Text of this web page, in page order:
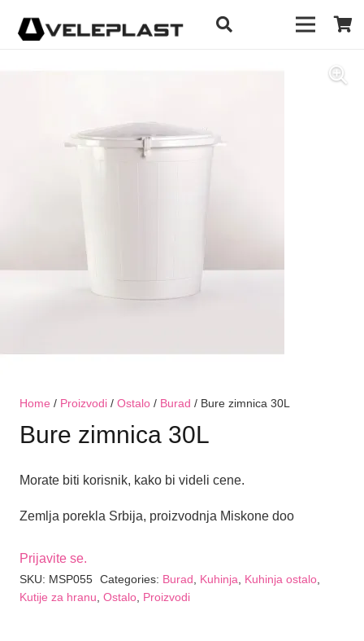
Home / Proizvodi / Ostalo / Burad / Bure zimnica 30L
Bure zimnica 30L
Morate biti korisnik, kako bi videli cene.
Zemlja porekla Srbija, proizvodnja Miskone doo
Prijavite se.
SKU: MSP055 Categories: Burad Kuhinja Kuhinja ostalo,
Kutije za hranu Ostalo Proizvodi